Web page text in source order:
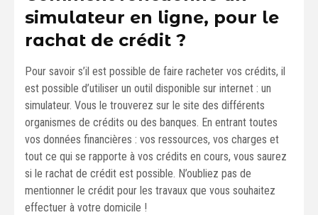
simulateur en ligne, pour le
rachat de crédit ?
Pour savoir s’il est possible de faire racheter vos crédits, il
est possible d’utiliser un outil disponible sur internet : un
simulateur. Vous le trouverez sur le site des différents
organismes de crédits ou des banques. En entrant toutes
vos données financières : vos ressources, vos charges et
tout ce qui se rapporte à vos crédits en cours, vous saurez
si le rachat de crédit est possible. N’oubliez pas de
mentionner le crédit pour les travaux que vous souhaitez
effectuer à votre domicile !